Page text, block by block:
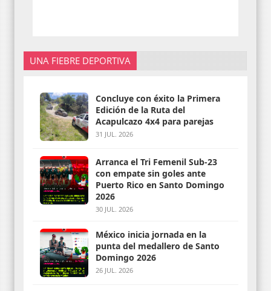
UNA FIEBRE DEPORTIVA
Concluye con éxito la Primera
Edición de la Ruta del
Acapulcazo 4x4 para parejas
31 JUL. 2026
Arranca el Tri Femenil Sub-23
con empate sin goles ante
Puerto Rico en Santo Domingo
2026
30 JUL. 2026
México inicia jornada en la
punta del medallero de Santo
Domingo 2026
26 JUL. 2026